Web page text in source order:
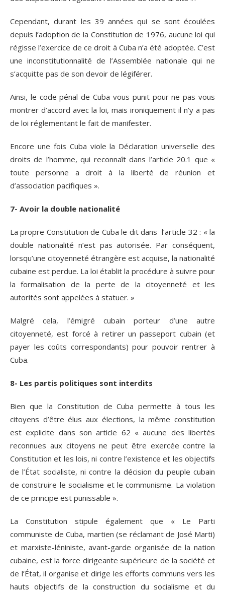
Cependant, durant les 39 années qui se sont écoulées
depuis l’adoption de la Constitution de 1976, aucune loi qui
régisse l’exercice de ce droit à Cuba n’a été adoptée. C’est
une inconstitutionnalité de l’Assemblée nationale qui ne
s’acquitte pas de son devoir de légiférer.
Ainsi, le code pénal de Cuba vous punit pour ne pas vous
montrer d’accord avec la loi, mais ironiquement il n’y a pas
de loi réglementant le fait de manifester.
Encore une fois Cuba viole la Déclaration universelle des
droits de l’homme, qui reconnaît dans l’article 20.1 que «
toute personne a droit à la liberté de réunion et
d’association pacifiques ».
7- Avoir la double nationalité
La propre Constitution de Cuba le dit dans l’article 32 : « la
double nationalité n’est pas autorisée. Par conséquent,
lorsqu’une citoyenneté étrangère est acquise, la nationalité
cubaine est perdue. La loi établit la procédure à suivre pour
la formalisation de la perte de la citoyenneté et les
autorités sont appelées à statuer. »
Malgré cela, l’émigré cubain porteur d’une autre
citoyenneté, est forcé à retirer un passeport cubain (et
payer les coûts correspondants) pour pouvoir rentrer à
Cuba.
8- Les partis politiques sont interdits
Bien que la Constitution de Cuba permette à tous les
citoyens d’être élus aux élections, la même constitution
est explicite dans son article 62 « aucune des libertés
reconnues aux citoyens ne peut être exercée contre la
Constitution et les lois, ni contre l’existence et les objectifs
de l’État socialiste, ni contre la décision du peuple cubain
de construire le socialisme et le communisme. La violation
de ce principe est punissable ».
La Constitution stipule également que « Le Parti
communiste de Cuba, martien (se réclamant de José Marti)
et marxiste-léniniste, avant-garde organisée de la nation
cubaine, est la force dirigeante supérieure de la société et
de l’État, il organise et dirige les efforts communs vers les
hauts objectifs de la construction du socialisme et du